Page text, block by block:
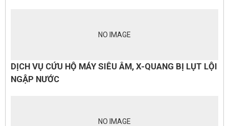
NO IMAGE
DỊCH VỤ CỨU HỘ MÁY SIÊU ÂM, X-QUANG BỊ LỤT LỘI
NGẬP NƯỚC
NO IMAGE